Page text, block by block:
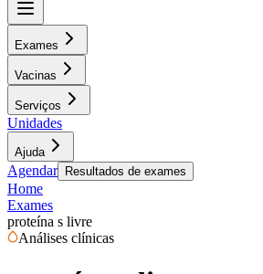
Exames
Vacinas
Serviços
Unidades
Ajuda
Agendar Resultados de exames
Home
Exames
proteína s livre
Análises clínicas